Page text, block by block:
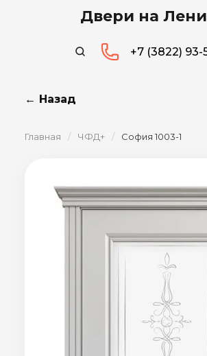
Двери на
+7 (3822) 93-
← Назад
Главная / ЧФД+ / София 1003-1